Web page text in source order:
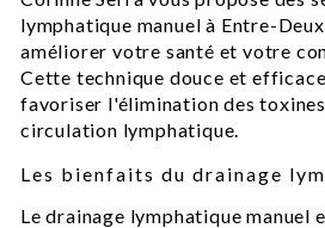
lymphatique manuel à Entre-
améliorer votre santé et votre
Cette technique douce et
favoriser l'élimination des
circulation lymphatique.
Les bienfaits du drainage
Le drainage lymphatique manuel